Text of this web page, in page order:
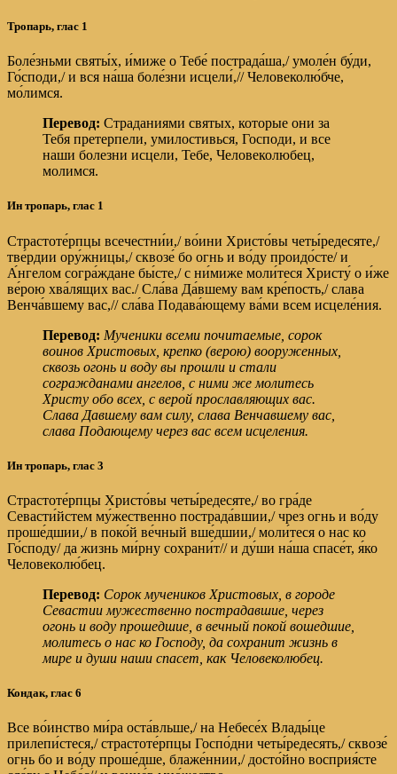
Тропарь, глас 1
Боле́зньми святы́х, и́миже о Тебе́ пострада́ша,/ умоле́н бу́ди,
Го́споди,/ и вся на́ша боле́зни исцели́,// Человеколю́бче,
мо́лимся.
Перевод: Страданиями святых, которые они за
Тебя претерпели, умилостивься, Господи, и все
наши болезни исцели, Тебе, Человеколюбец,
молимся.
Ин тропарь, глас 1
Страстоте́рпцы всечестни́и,/ во́ини Христо́вы четы́редесяте,/
тве́рдии ору́жницы,/ сквозе́ бо огнь и во́ду проидо́сте/ и
А́нгелом согра́ждане бы́сте,/ с ни́миже моли́теся Христу́ о и́же
ве́рою хва́лящих вас./ Сла́ва Да́вшему вам кре́пость,/ слава
Венча́вшему вас,// сла́ва Подава́ющему ва́ми всем исцеле́ния.
Перевод: Мученики всеми почитаемые, сорок
воинов Христовых, крепко (верою) вооруженных,
сквозь огонь и воду вы прошли и стали
согражданами ангелов, с ними же молитесь
Христу обо всех, с верой прославляющих вас.
Слава Давшему вам силу, слава Венчавшему вас,
слава Подающему через вас всем исцеления.
Ин тропарь, глас 3
Страстоте́рпцы Христо́вы четы́редесяте,/ во гра́де
Севасти́йстем му́жественно пострада́вшии,/ чрез огнь и во́ду
проше́дшии,/ в поко́й ве́чный вше́дшии,/ моли́теся о нас ко
Го́споду/ да жизнь ми́рну сохрани́т// и ду́ши на́ша спасе́т, я́ко
Человеколю́бец.
Перевод: Сорок мучеников Христовых, в городе
Севастии мужественно пострадавшие, через
огонь и воду прошедшие, в вечный покой вошедшие,
молитесь о нас ко Господу, да сохранит жизнь в
мире и души наши спасет, как Человеколюбец.
Кондак, глас 6
Все во́инство ми́ра оста́вльше,/ на Небесе́х Влады́це
прилепи́стеся,/ страстоте́рпцы Госпо́дни четы́редесять,/ сквозе́
огнь бо и во́ду проше́дше, блаже́ннии,/ досто́йно восприя́сте